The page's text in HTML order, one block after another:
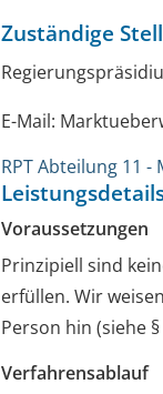
Zuständige
E-Mail:
RPT Abteilung 11
Voraussetzungen
Prinzipiell sind
erfüllen. Wir
Person hin (siehe
Verfahrensablauf